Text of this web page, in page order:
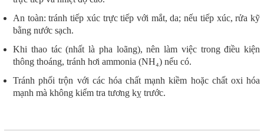
An toàn: tránh tiếp xúc trực tiếp với mắt, da; nếu tiếp xúc, rửa kỹ
bằng nước sạch.
Khi thao tác (nhất là pha loãng), nên làm việc trong điều kiện
thông thoáng, tránh hơi ammonia (NH₄) nếu có.
Tránh phối trộn với các hóa chất mạnh kiềm hoặc chất oxi hóa
mạnh mà không kiểm tra tương kỵ trước.